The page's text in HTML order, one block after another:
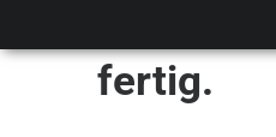
fertig.